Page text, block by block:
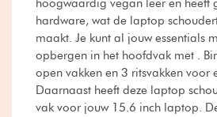
hoogwaardig vegan leer en heeft
hardware, wat de laptop
maakt. Je kunt al jouw essentials
opbergen in het hoofdvak met .
open vakken en 3 ritsvakken voor
Daarnaast heeft deze laptop
vak voor jouw 15.6 inch laptop.